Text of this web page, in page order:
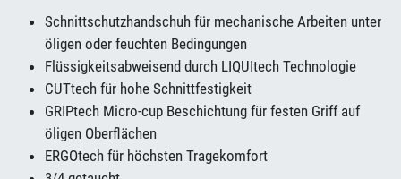
Schnittschutzhandschuh für mechanische Arbeiten unter
öligen oder feuchten Bedingungen
Flüssigkeitsabweisend durch LIQUItech Technologie
CUTtech für hohe Schnittfestigkeit
GRIPtech Micro-cup Beschichtung für festen Griff auf
öligen Oberflächen
ERGOtech für höchsten Tragekomfort